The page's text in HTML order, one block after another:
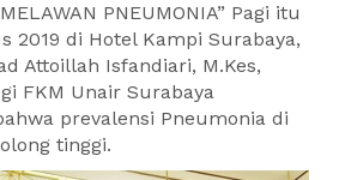
PNEUMONIA” Pagi itu
2019 di Hotel Kampi Surabaya,
Attoillah Isfandiari, M.Kes,
FKM Unair Surabaya
prevalensi Pneumonia di
tinggi.